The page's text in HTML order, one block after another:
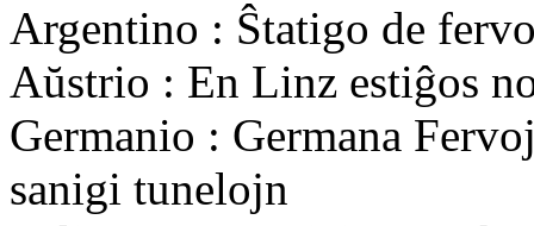
Argentino : Ŝtatigo de
Aŭstrio : En Linz estiĝos
Germanio : Germana
sanigi tunelojn